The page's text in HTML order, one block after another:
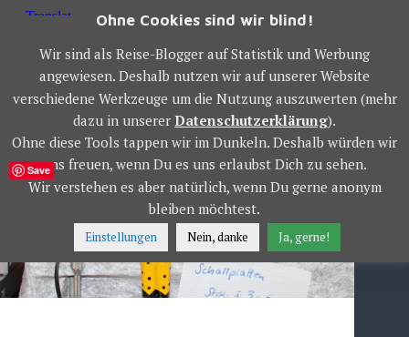
Springe
OWS WORLD TOUR
MENÜ
Ohne Cookies sind wir blind!
Wir sind als Reise-Blogger auf Statistik und Werbung
angewiesen. Deshalb nutzen wir auf unserer Website
verschiedene Werkzeuge um die Nutzung auszuwerten (mehr
dazu in unserer Datenschutzerklärung).
Ohne diese Tools tappen wir im Dunkeln. Deshalb würden wir
uns freuen, wenn Du es uns erlaubst Dich zu sehen.
Wir verstehen es aber natürlich, wenn Du gerne anonym
bleiben möchtest.
Einstellungen Nein, danke Ja, gerne!
Save